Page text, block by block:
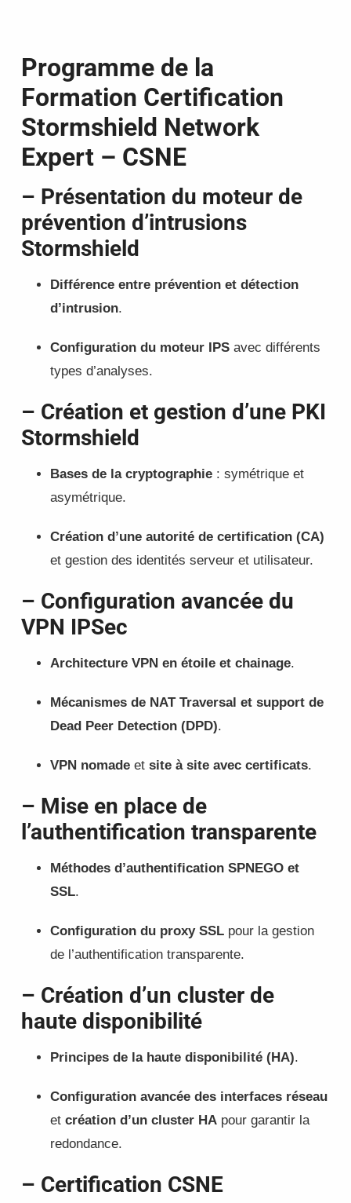
Programme de la
Formation Certification
Stormshield Network
Expert – CSNE
– Présentation du moteur de
prévention d’intrusions
Stormshield
Différence entre prévention et détection
d’intrusion.
Configuration du moteur IPSavec différents
types d’analyses.
– Création et gestion d’une PKI
Stormshield
Bases de la cryptographie: symétrique et
asymétrique.
Création d’une autorité de certification (CA)
et gestion des identités serveur et utilisateur.
– Configuration avancée du
VPN IPSec
Architecture VPN en étoile et chainage.
Mécanismes de NAT Traversal et support de
Dead Peer Detection (DPD).
VPN nomadeet site à site avec certificats.
– Mise en place de
l’authentification transparente
Méthodes d’authentification SPNEGO et
SSL.
Configuration du proxy SSLpour la gestion
de l’authentification transparente.
– Création d’un cluster de
haute disponibilité
Principes de la haute disponibilité (HA).
Configuration avancée des interfaces réseau
et création d’un cluster HApour garantir la
redondance.
– Certification CSNE